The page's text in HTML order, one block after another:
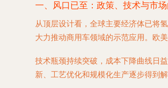
一、风口已至：政策、技术与市
从顶层设计看，全球主要经济体已将
大力推动商用车领域的示范应用。欧
技术瓶颈持续突破，成本下降曲线日
新、工艺优化和规模化生产逐步得到